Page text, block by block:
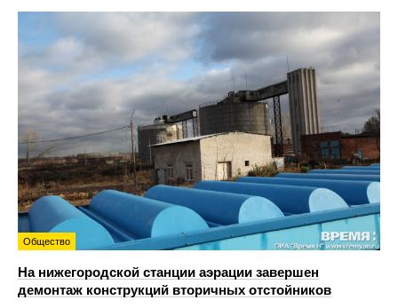
Общество
На нижегородской станции аэрации завершен
демонтаж конструкций вторичных отстойников